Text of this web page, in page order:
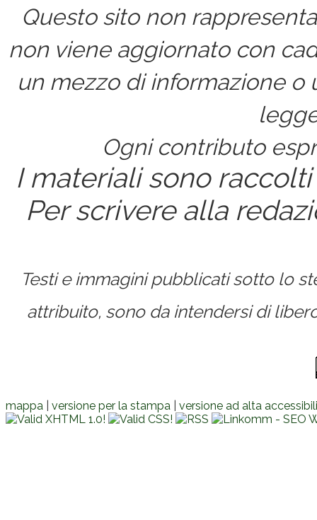
Questo sito non
non viene aggiornato con
un mezzo di informazione
Ogni contributo
I materiali sono
Per scrivere alla
Testi e immagini pubblicati sotto lo
attribuito, sono da intendersi di
mappa versione per la stampa versione ad alta